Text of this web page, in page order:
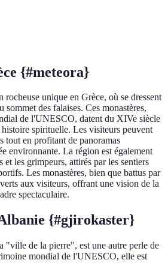
{#meteora}
rocheuse unique en Grèce, où se dressent
sommet des falaises. Ces monastères,
de l'UNESCO, datent du XIVe siècle
spirituelle. Les visiteurs peuvent
tout en profitant de panoramas
environnante. La région est également
et les grimpeurs, attirés par les sentiers
Les monastères, bien que battus par
aux visiteurs, offrant une vision de la
spectaculaire.
{#gjirokaster}
"ville de la pierre", est une autre perle de
mondial de l'UNESCO, elle est